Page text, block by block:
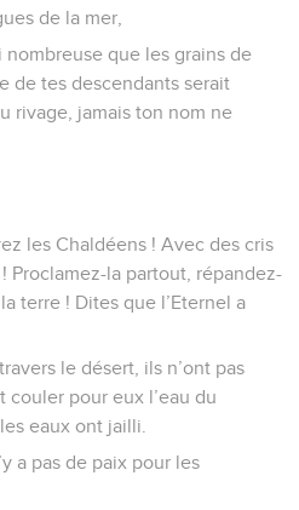
de la mer,
que les grains de
de tes descendants serait
rivage, jamais ton nom ne
les Chaldéens ! Avec des cris
Proclamez-la partout, répandez-
terre ! Dites que l’Eternel a
le désert, ils n’ont pas
couler pour eux l’eau du
eaux ont jailli.
a pas de paix pour les